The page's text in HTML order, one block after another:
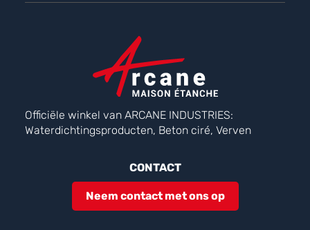
Officiële winkel van ARCANE INDUSTRIES:
Waterdichtingsproducten, Beton ciré, Verven
CONTACT
Neem contact met ons op